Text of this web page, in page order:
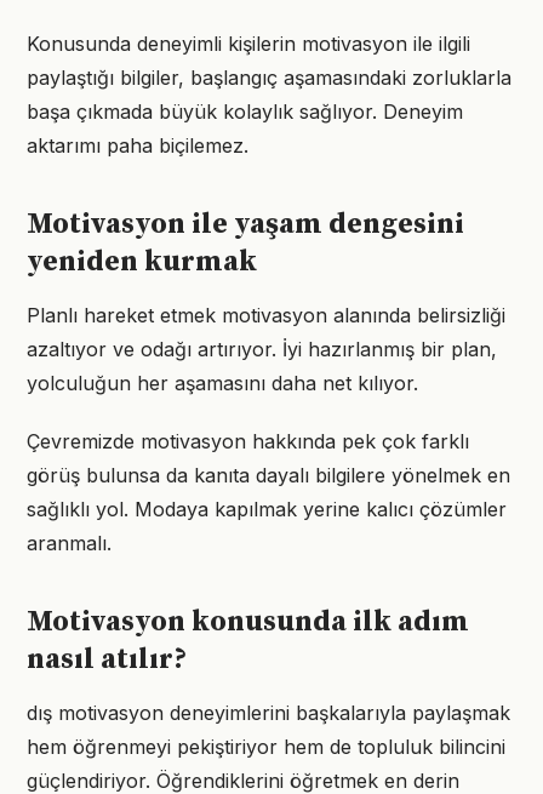
Konusunda deneyimli kişilerin motivasyon ile ilgili
paylaştığı bilgiler, başlangıç aşamasındaki zorluklarla
başa çıkmada büyük kolaylık sağlıyor. Deneyim
aktarımı paha biçilemez.
Motivasyon ile yaşam dengesini
yeniden kurmak
Planlı hareket etmek motivasyon alanında belirsizliği
azaltıyor ve odağı artırıyor. İyi hazırlanmış bir plan,
yolculuğun her aşamasını daha net kılıyor.
Çevremizde motivasyon hakkında pek çok farklı
görüş bulunsa da kanıta dayalı bilgilere yönelmek en
sağlıklı yol. Modaya kapılmak yerine kalıcı çözümler
aranmalı.
Motivasyon konusunda ilk adım
nasıl atılır?
dış motivasyon deneyimlerini başkalarıyla paylaşmak
hem öğrenmeyi pekiştiriyor hem de topluluk bilincini
güçlendiriyor. Öğrendiklerini öğretmek en derin